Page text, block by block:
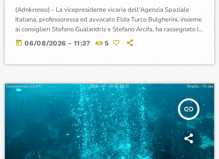
(Adnkronos) - La vicepresidente vicaria dell'Agenzia Spaziale
Italiana, professoressa ed avvocato Elda Turco Bulgherini, insieme
ai consiglieri Stefano Gualandris e Stefano Arcifa, ha rassegnato le
proprie dimissioni dal Consiglio di amministrazione, determinando
la decadenza dell'organo di governo e aprendo la strada al
seguito della scomparsa del presidente Teodoro Valente. La
CdA […]
today 06/08/2026 - 11:37 5
insert_link